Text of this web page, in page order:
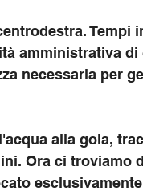
Tempi
amministrativa di
necessaria per
alla gola,
Ora ci troviamo